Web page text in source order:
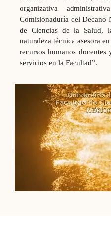
organizativa
Comisionaduría del Decano
de Ciencias de la Salud,
naturaleza técnica asesora
recursos humanos
servicios en la Facultad”.